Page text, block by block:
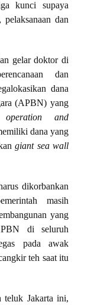
kunci supaya
dan
gelar doktor di
dan
dana
(APBN) yang
operation and
dana yang
giant sea wall
dikorbankan
masih
yang
di seluruh
pada awak
teh saat itu
teluk Jakarta ini,